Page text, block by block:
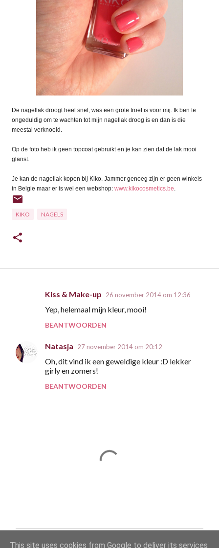
De nagellak droogt heel snel, was een grote troef is voor mij. Ik ben te
ongeduldig om te wachten tot mijn nagellak droog is en dan is die
meestal verknoeid.
Op de foto heb ik geen topcoat gebruikt en je kan zien dat de lak mooi
glanst.
Je kan de nagellak kopen bij Kiko. Jammer genoeg zijn er geen winkels
in Belgie maar er is wel een webshop: www.kikocosmetics.be.
KIKO NAGELS
c
t
Kiss & Make-up 26 november 2014 om 12:36
Yep, helemaal mijn kleur, mooi!
BEANTWOORDEN
Natasja 27 november 2014 om 20:12
Oh, dit vind ik een geweldige kleur :D lekker
girly en zomers!
BEANTWOORDEN
E
This site uses cookies from Google to deliver its services